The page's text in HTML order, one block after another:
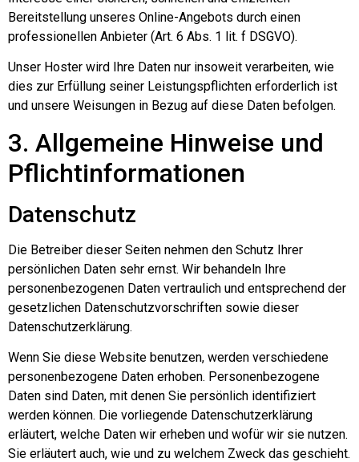
Bereitstellung unseres Online-Angebots durch einen
professionellen Anbieter (Art. 6 Abs. 1 lit. f DSGVO).
Unser Hoster wird Ihre Daten nur insoweit verarbeiten, wie
dies zur Erfüllung seiner Leistungspflichten erforderlich ist
und unsere Weisungen in Bezug auf diese Daten befolgen.
3. Allgemeine Hinweise und
Pflicht­informationen
Datenschutz
Die Betreiber dieser Seiten nehmen den Schutz Ihrer
persönlichen Daten sehr ernst. Wir behandeln Ihre
personenbezogenen Daten vertraulich und entsprechend der
gesetzlichen Datenschutzvorschriften sowie dieser
Datenschutzerklärung.
Wenn Sie diese Website benutzen, werden verschiedene
personenbezogene Daten erhoben. Personenbezogene
Daten sind Daten, mit denen Sie persönlich identifiziert
werden können. Die vorliegende Datenschutzerklärung
erläutert, welche Daten wir erheben und wofür wir sie nutzen.
Sie erläutert auch, wie und zu welchem Zweck das geschieht.